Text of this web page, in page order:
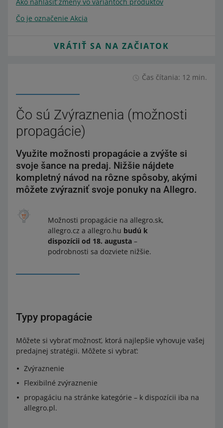
Čo je označenie Akcia
VRÁTIŤ SA NA ZAČIATOK
Čas čítania: 12 min.
Čo sú Zvýraznenia (možnosti
propagácie)
Využite možnosti propagácie a zvýšte si
svoje šance na predaj. Nižšie nájdete
kompletný návod na rôzne spôsoby, akými
môžete zvýrazniť svoje ponuky na Allegro.
Možnosti propagácie na allegro.sk,
allegro.cz a allegro.hu budú k
dispozícii od 18. augusta –
podrobnosti sa dozviete nižšie.
Typy propagácie
Môžete si vybrať možnosť, ktorá najlepšie vyhovuje vašej
predajnej stratégii. Môžete si vybrať:
Zvýraznenie
Flexibilné zvýraznenie
propagáciu na stránke kategórie – k dispozícii iba na
allegro.pl.